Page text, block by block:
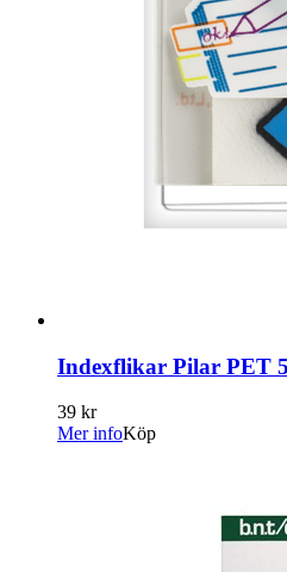
Indexflikar Pilar PET
39 kr
Mer infoKöp